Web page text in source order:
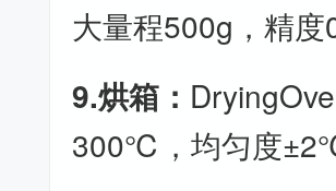
大量程500g，精度
9.烘箱：
300℃，均匀度